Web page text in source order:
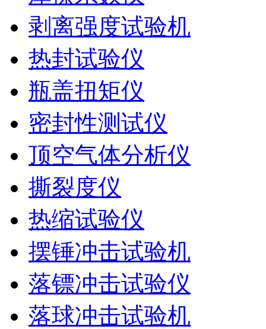
剥离强度试验机
热封试验仪
瓶盖扭矩仪
密封性测试仪
顶空气体分析仪
撕裂度仪
热缩试验仪
摆锤冲击试验机
落镖冲击试验仪
落球冲击试验机